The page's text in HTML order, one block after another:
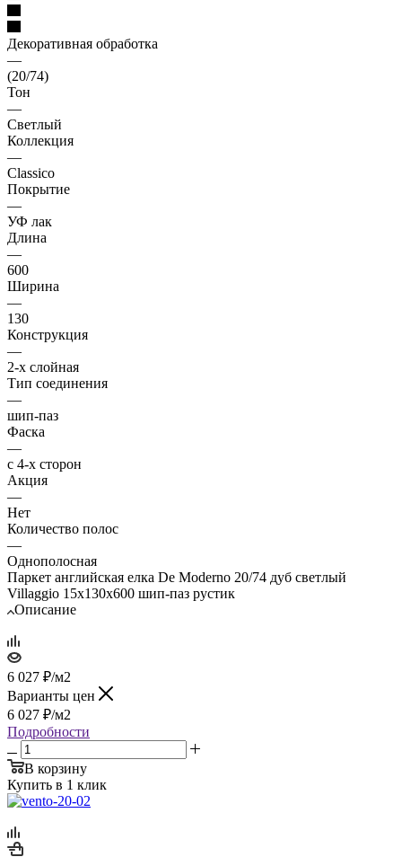
Декоративная обработка
—
(20/74)
Тон
—
Светлый
Коллекция
—
Classico
Покрытие
—
УФ лак
Длина
—
600
Ширина
—
130
Конструкция
—
2-х слойная
Тип соединения
—
шип-паз
Фаска
—
с 4-х сторон
Акция
—
Нет
Количество полос
—
Однополосная
Паркет английская елка De Moderno 20/74 дуб светлый
Villaggio 15х130х600 шип-паз рустик
Описание
6 027 ₽/м2
Варианты цен
6 027 ₽/м2
Подробности
В корзину
Купить в 1 клик